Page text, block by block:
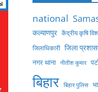
national
कल्याणपुर केंद्रीय कृषि
जिलाधिकारी जिला
नगर थाना नीतीश कुमार
बिहार बिहार पुलिस